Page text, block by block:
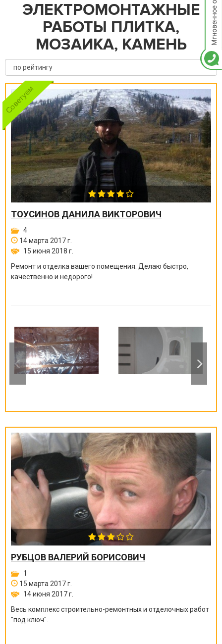
ЭЛЕКТРОМОНТАЖНЫЕ
РАБОТЫ ПЛИТКА,
МОЗАИКА, КАМЕНЬ
ТОУСИНОВ ДАНИЛА ВИКТОРОВИЧ
4
14 марта 2017 г.
15 июня 2018 г.
Ремонт и отделка вашего помещения. Делаю быстро,
качественно и недорого!
РУБЦОВ ВАЛЕРИЙ БОРИСОВИЧ
1
15 марта 2017 г.
14 июня 2017 г.
Весь комплекс строительно-ремонтных и отделочных работ
"под ключ".